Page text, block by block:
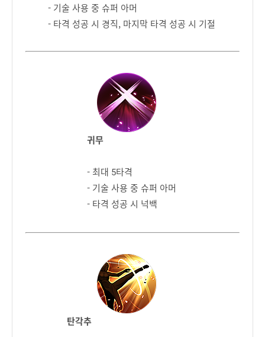
- 기술 사용 중 슈퍼 아머
- 타격 성공 시 경직, 마지막 타격 성공 시 기절
귀무
- 최대 5타격
- 기술 사용 중 슈퍼 아머
- 타격 성공 시 넉백
탄각추